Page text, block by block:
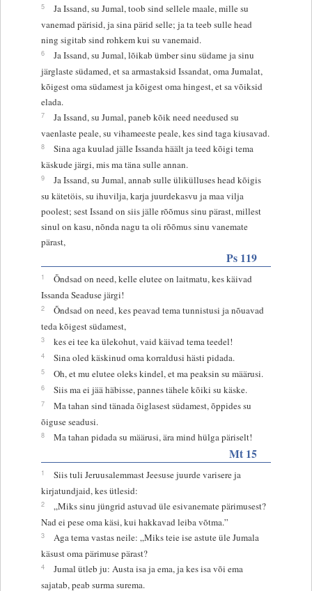
5
Ja Issand, su Jumal, toob sind sellele maale, mille su
vanemad pärisid, ja sina pärid selle; ja ta teeb sulle head
ning sigitab sind rohkem kui su vanemaid.
6
Ja Issand, su Jumal, lõikab ümber sinu südame ja sinu
järglaste südamed, et sa armastaksid Issandat, oma Jumalat,
kõigest oma südamest ja kõigest oma hingest, et sa võiksid
elada.
7
Ja Issand, su Jumal, paneb kõik need needused su
vaenlaste peale, su vihameeste peale, kes sind taga kiusavad.
8
Sina aga kuulad jälle Issanda häält ja teed kõigi tema
käskude järgi, mis ma täna sulle annan.
9
Ja Issand, su Jumal, annab sulle ülikülluses head kõigis
su kätetöis, su ihuvilja, karja juurdekasvu ja maa vilja
poolest; sest Issand on siis jälle rõõmus sinu pärast, millest
sinul on kasu, nõnda nagu ta oli rõõmus sinu vanemate
pärast,
Ps 119
1
Õndsad on need, kelle elutee on laitmatu, kes käivad
Issanda Seaduse järgi!
2
Õndsad on need, kes peavad tema tunnistusi ja nõuavad
teda kõigest südamest,
3 kes ei tee ka ülekohut, vaid käivad tema teedel!
4 Sina oled käskinud oma korraldusi hästi pidada.
5 Oh, et mu elutee oleks kindel, et ma peaksin su määrusi.
6 Siis ma ei jää häbisse, pannes tähele kõiki su käske.
7
Ma tahan sind tänada õiglasest südamest, õppides su
õiguse seadusi.
8 Ma tahan pidada su määrusi, ära mind hülga päriselt!
Mt 15
1
Siis tuli Jeruusalemmast Jeesuse juurde varisere ja
kirjatundjaid, kes ütlesid:
2
„Miks sinu jüngrid astuvad üle esivanemate pärimusest?
Nad ei pese oma käsi, kui hakkavad leiba võtma.”
3
Aga tema vastas neile: „Miks teie ise astute üle Jumala
käsust oma pärimuse pärast?
4
Jumal ütleb ju: Austa isa ja ema, ja kes isa või ema
sajatab, peab surma surema.